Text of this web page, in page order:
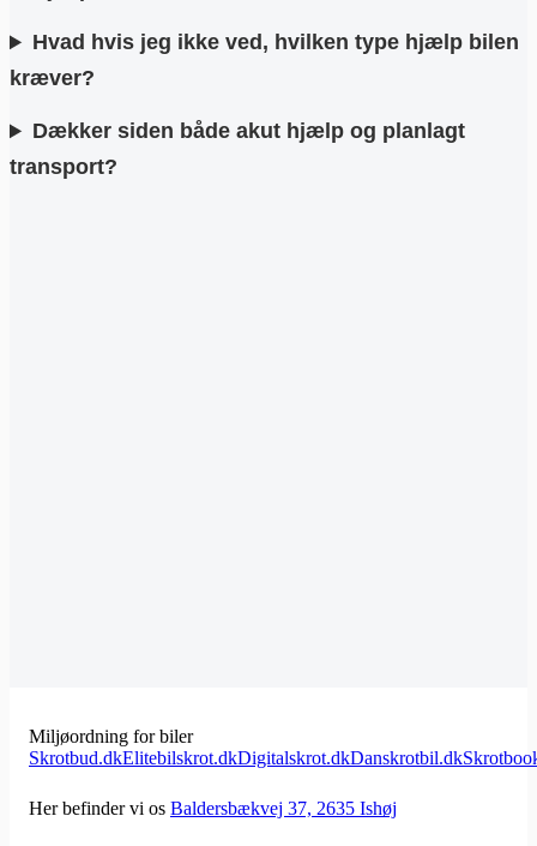
Hvad hvis jeg ikke ved, hvilken type hjælp bilen
kræver?
Dækker siden både akut hjælp og planlagt
transport?
Miljøordning for biler
Skrotbud.dkElitebilskrot.dkDigitalskrot.dkDanskrotbil.dk
Her befinder vi os Baldersbækvej 37, 2635 Ishøj